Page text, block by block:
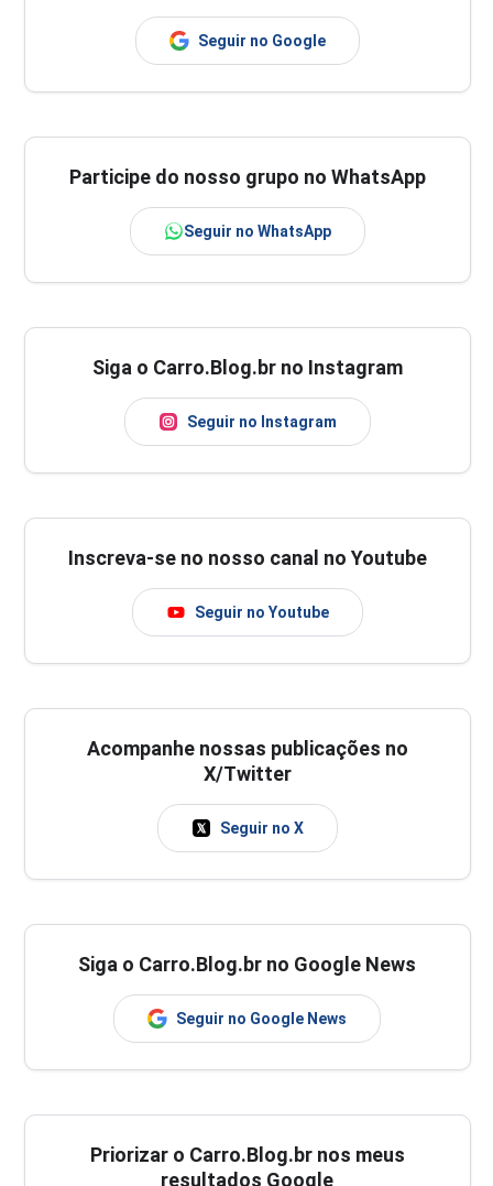
Seguir no Google
Participe do nosso grupo no WhatsApp
Seguir no WhatsApp
Siga o Carro.Blog.br no Instagram
Seguir no Instagram
Inscreva-se no nosso canal no Youtube
Seguir no Youtube
Acompanhe nossas publicações no
X/Twitter
Seguir no X
Siga o Carro.Blog.br no Google News
Seguir no Google News
Priorizar o Carro.Blog.br nos meus
resultados Google